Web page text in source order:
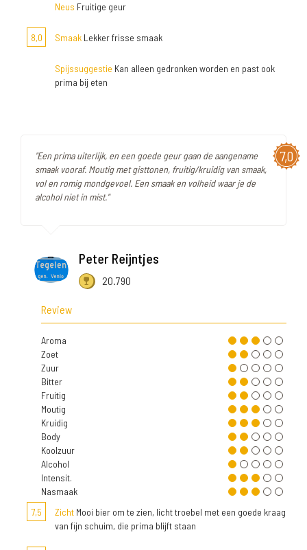
Neus Fruitige geur
8,0 Smaak Lekker frisse smaak
Spijssuggestie Kan alleen gedronken worden en past ook
prima bij eten
7,0
"Een prima uiterlijk, en een goede geur gaan de aangename
smaak vooraf. Moutig met gisttonen, fruitig/kruidig van smaak,
vol en romig mondgevoel. Een smaak en volheid waar je de
alcohol niet in mist."
Peter Reijntjes
20.790
Review
Aroma
Zoet
Zuur
Bitter
Fruitig
Moutig
Kruidig
Body
Koolzuur
Alcohol
Intensit.
Nasmaak
7,5
Zicht Mooi bier om te zien, licht troebel met een goede kraag
van fijn schuim, die prima blijft staan